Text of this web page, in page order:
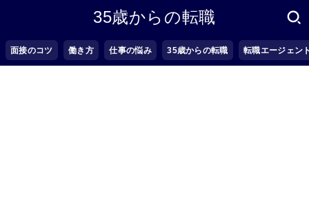
35歳からの転職
面接のコツ 働き方 仕事の悩み 35歳からの転職 転職エージェン